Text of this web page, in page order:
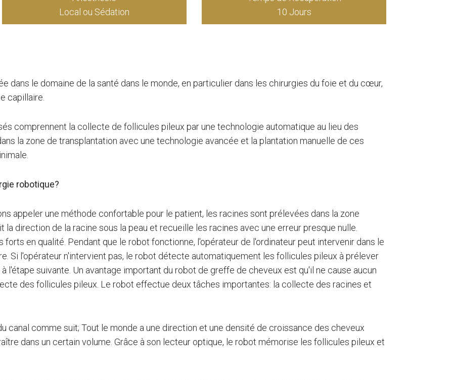
Local ou Sédation
10 Jours
dans le domaine de la santé dans le monde, en particulier dans les chirurgies du foie et du cœur,
capillaire.
comprennent la collecte de follicules pileux par une technologie automatique au lieu des
la zone de transplantation avec une technologie avancée et la plantation manuelle de ces
robotique?
appeler une méthode confortable pour le patient, les racines sont prélevées dans la zone
direction de la racine sous la peau et recueille les racines avec une erreur presque nulle.
en qualité. Pendant que le robot fonctionne, l'opérateur de l'ordinateur peut intervenir dans le
Si l'opérateur n'intervient pas, le robot détecte automatiquement les follicules pileux à prélever
suivante. Un avantage important du robot de greffe de cheveux est qu'il ne cause aucun
des follicules pileux. Le robot effectue deux tâches importantes: la collecte des racines et
canal comme suit; Tout le monde a une direction et une densité de croissance des cheveux
dans un certain volume. Grâce à son lecteur optique, le robot mémorise les follicules pileux et